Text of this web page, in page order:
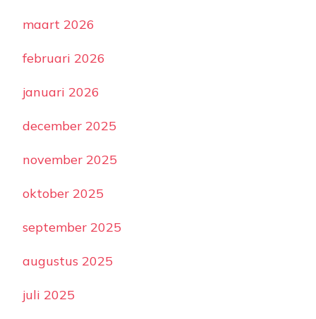
maart 2026
februari 2026
januari 2026
december 2025
november 2025
oktober 2025
september 2025
augustus 2025
juli 2025